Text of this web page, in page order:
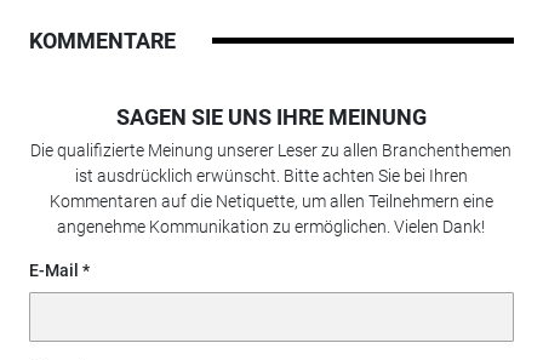
KOMMENTARE
SAGEN SIE UNS IHRE MEINUNG
Die qualifizierte Meinung unserer Leser zu allen Branchenthemen
ist ausdrücklich erwünscht. Bitte achten Sie bei Ihren
Kommentaren auf die Netiquette, um allen Teilnehmern eine
angenehme Kommunikation zu ermöglichen. Vielen Dank!
E-Mail